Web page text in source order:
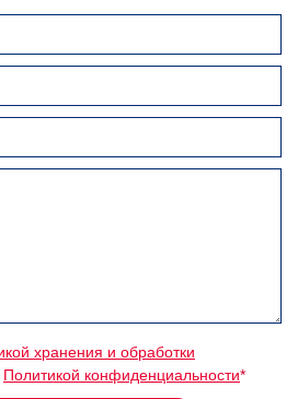
хранения и обработки
Политикой конфиденциальности*